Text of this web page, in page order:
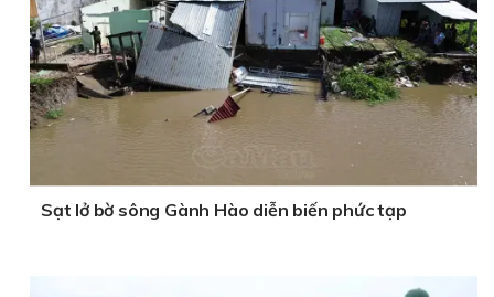
Sạt lở bờ sông Gành Hào diễn biến phức tạp